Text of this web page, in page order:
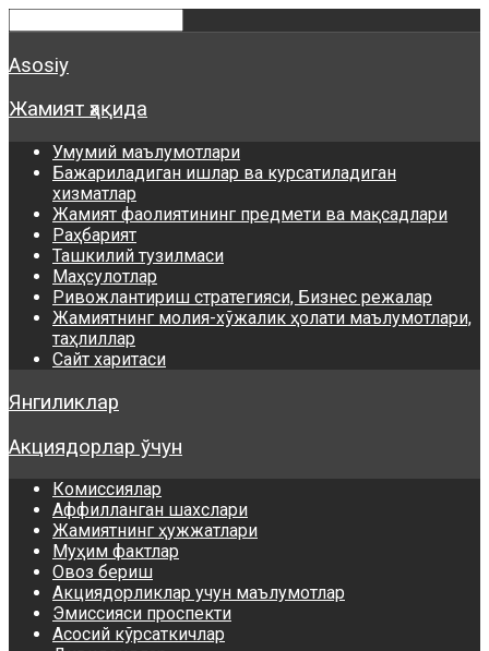
Asosiy
Жамият ҳақида
Умумий маълумотлари
Бажариладиган ишлар ва курсатиладиган
хизматлар
Жамият фаолиятининг предмети ва мақсадлари
Раҳбарият
Ташкилий тузилмаси
Маҳсулотлар
Ривожлантириш стратегияси, Бизнес режалар
Жамиятнинг молия-хўжалик ҳолати маълумотлари,
таҳлиллар
Сайт харитаси
Янгиликлар
Акциядорлар ўчун
Комиссиялар
Аффилланган шахслари
Жамиятнинг ҳужжатлари
Муҳим фактлар
Овоз бериш
Акциядорликлар учун маълумотлар
Эмиссияси проспекти
Асосий кўрсаткичлар